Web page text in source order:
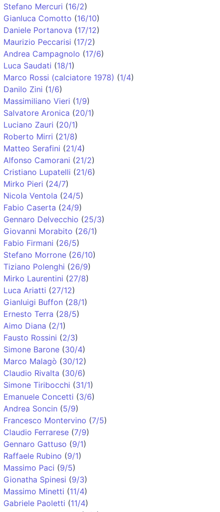
Stefano Mercuri (16/2)
Gianluca Comotto (16/10)
Daniele Portanova (17/12)
Maurizio Peccarisi (17/2)
Andrea Campagnolo (17/6)
Luca Saudati (18/1)
Marco Rossi (calciatore 1978) (1/4)
Danilo Zini (1/6)
Massimiliano Vieri (1/9)
Salvatore Aronica (20/1)
Luciano Zauri (20/1)
Roberto Mirri (21/8)
Matteo Serafini (21/4)
Alfonso Camorani (21/2)
Cristiano Lupatelli (21/6)
Mirko Pieri (24/7)
Nicola Ventola (24/5)
Fabio Caserta (24/9)
Gennaro Delvecchio (25/3)
Giovanni Morabito (26/1)
Fabio Firmani (26/5)
Stefano Morrone (26/10)
Tiziano Polenghi (26/9)
Mirko Laurentini (27/8)
Luca Ariatti (27/12)
Gianluigi Buffon (28/1)
Ernesto Terra (28/5)
Aimo Diana (2/1)
Fausto Rossini (2/3)
Simone Barone (30/4)
Marco Malagò (30/12)
Claudio Rivalta (30/6)
Simone Tiribocchi (31/1)
Emanuele Concetti (3/6)
Andrea Soncin (5/9)
Francesco Montervino (7/5)
Claudio Ferrarese (7/9)
Gennaro Gattuso (9/1)
Raffaele Rubino (9/1)
Massimo Paci (9/5)
Gionatha Spinesi (9/3)
Massimo Minetti (11/4)
Gabriele Paoletti (11/4)